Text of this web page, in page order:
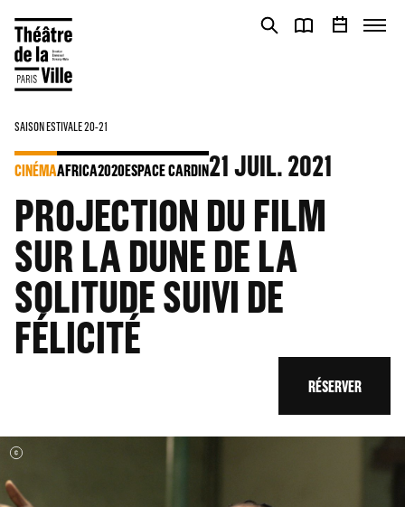
SAISON ESTIVALE 20-21
CINÉMAAFRICA2020ESPACE CARDIN21JUIL. 2021
PROJECTION DU FILM
SUR LA DUNE DE LA
SOLITUDE SUIVI DE
FÉLICITÉ
RÉSERVER